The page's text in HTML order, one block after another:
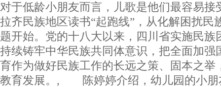
对于低龄小朋友而言，儿歌是他们最容
拉齐民族地区读书“起跑线”，从化解困扰民
题开始。党的十八大以来，四川省实施民族
持续铸牢中华民族共同体意识，把全面加强
育作为做好民族工作的长远之策、固本之举
教育发展。, 陈婷婷介绍，幼儿园的小朋